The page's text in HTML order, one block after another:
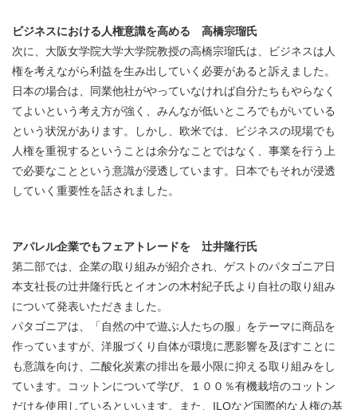
ビジネスにおける人権意識を高める 高橋宗瑠氏
次に、大阪女学院大学大学院教授の高橋宗瑠氏は、ビジネスは人
権を考えながら利益を生み出していく必要があると訴えました。
日本の場合は、同業他社がやっていなければ自分たちもやらなく
てよいという考え方が強く、みんなが低いところでもがいている
という状況があります。しかし、欧米では、ビジネスの現場でも
人権を重視するということは余分なことではなく、事業を行う上
で必要なことという意識が浸透しています。日本でもそれが浸透
していく重要性を話されました。
アパレル企業でもフェアトレードを 辻井隆行氏
第二部では、企業の取り組みが紹介され、ゲストのパタゴニア日
本支社長の辻井隆行氏とイオンの木村紀子氏より自社の取り組み
について発表いただきました。
パタゴニアは、「自然の中で遊ぶ人たちの服」をテーマに商品を
作っていますが、洋服づくり自体が環境に悪影響を及ぼすことに
も意識を向け、二酸化炭素の排出を最小限に抑える取り組みをし
ています。コットンについて学び、１００％有機栽培のコットン
だけを使用しているといいます。また、ILOなど国際的な人権の基